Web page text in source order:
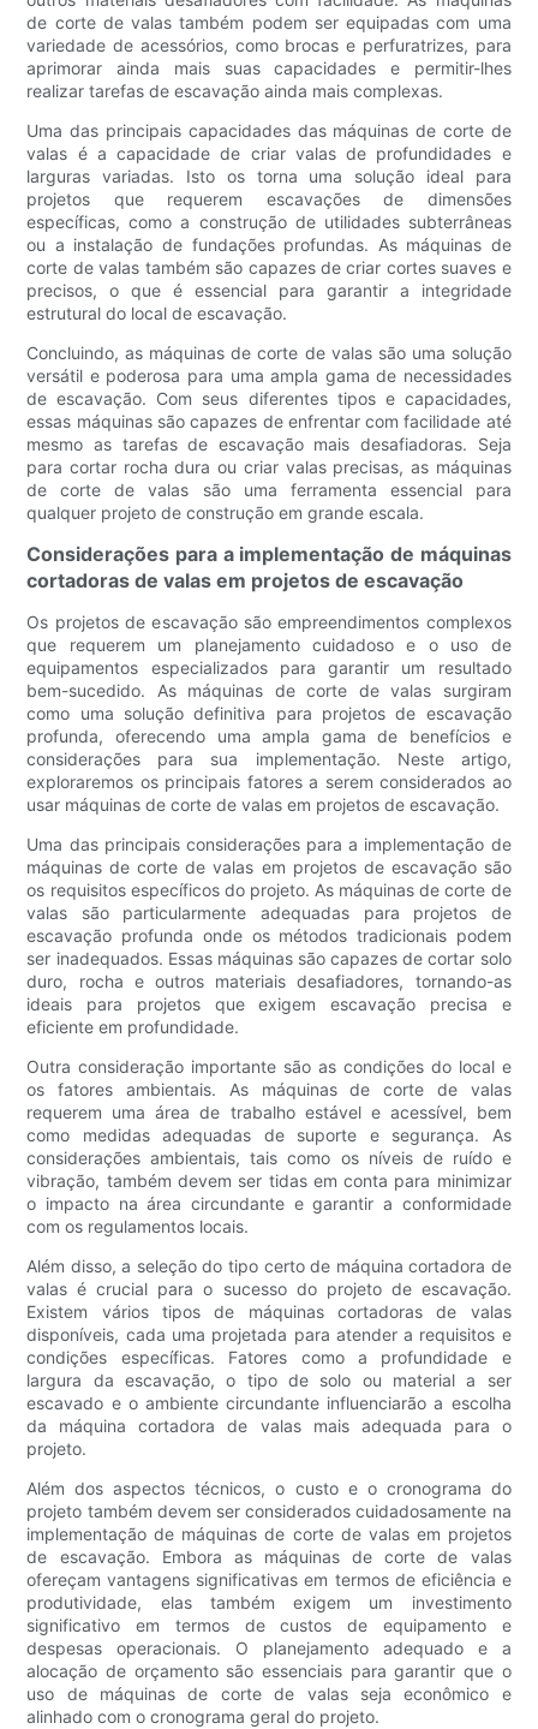
de corte de valas também podem ser equipadas com uma
variedade de acessórios, como brocas e perfuratrizes, para
aprimorar ainda mais suas capacidades e permitir-lhes
realizar tarefas de escavação ainda mais complexas.
Uma das principais capacidades das máquinas de corte de
valas é a capacidade de criar valas de profundidades e
larguras variadas. Isto os torna uma solução ideal para
projetos que requerem escavações de dimensões
específicas, como a construção de utilidades subterrâneas
ou a instalação de fundações profundas. As máquinas de
corte de valas também são capazes de criar cortes suaves e
precisos, o que é essencial para garantir a integridade
estrutural do local de escavação.
Concluindo, as máquinas de corte de valas são uma solução
versátil e poderosa para uma ampla gama de necessidades
de escavação. Com seus diferentes tipos e capacidades,
essas máquinas são capazes de enfrentar com facilidade até
mesmo as tarefas de escavação mais desafiadoras. Seja
para cortar rocha dura ou criar valas precisas, as máquinas
de corte de valas são uma ferramenta essencial para
qualquer projeto de construção em grande escala.
Considerações para a implementação de máquinas
cortadoras de valas em projetos de escavação
Os projetos de escavação são empreendimentos complexos
que requerem um planejamento cuidadoso e o uso de
equipamentos especializados para garantir um resultado
bem-sucedido. As máquinas de corte de valas surgiram
como uma solução definitiva para projetos de escavação
profunda, oferecendo uma ampla gama de benefícios e
considerações para sua implementação. Neste artigo,
exploraremos os principais fatores a serem considerados ao
usar máquinas de corte de valas em projetos de escavação.
Uma das principais considerações para a implementação de
máquinas de corte de valas em projetos de escavação são
os requisitos específicos do projeto. As máquinas de corte de
valas são particularmente adequadas para projetos de
escavação profunda onde os métodos tradicionais podem
ser inadequados. Essas máquinas são capazes de cortar solo
duro, rocha e outros materiais desafiadores, tornando-as
ideais para projetos que exigem escavação precisa e
eficiente em profundidade.
Outra consideração importante são as condições do local e
os fatores ambientais. As máquinas de corte de valas
requerem uma área de trabalho estável e acessível, bem
como medidas adequadas de suporte e segurança. As
considerações ambientais, tais como os níveis de ruído e
vibração, também devem ser tidas em conta para minimizar
o impacto na área circundante e garantir a conformidade
com os regulamentos locais.
Além disso, a seleção do tipo certo de máquina cortadora de
valas é crucial para o sucesso do projeto de escavação.
Existem vários tipos de máquinas cortadoras de valas
disponíveis, cada uma projetada para atender a requisitos e
condições específicas. Fatores como a profundidade e
largura da escavação, o tipo de solo ou material a ser
escavado e o ambiente circundante influenciarão a escolha
da máquina cortadora de valas mais adequada para o
projeto.
Além dos aspectos técnicos, o custo e o cronograma do
projeto também devem ser considerados cuidadosamente na
implementação de máquinas de corte de valas em projetos
de escavação. Embora as máquinas de corte de valas
ofereçam vantagens significativas em termos de eficiência e
produtividade, elas também exigem um investimento
significativo em termos de custos de equipamento e
despesas operacionais. O planejamento adequado e a
alocação de orçamento são essenciais para garantir que o
uso de máquinas de corte de valas seja econômico e
alinhado com o cronograma geral do projeto.